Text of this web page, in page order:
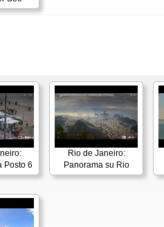
Posto 6
Rio de Janeiro:
Panorama su Rio